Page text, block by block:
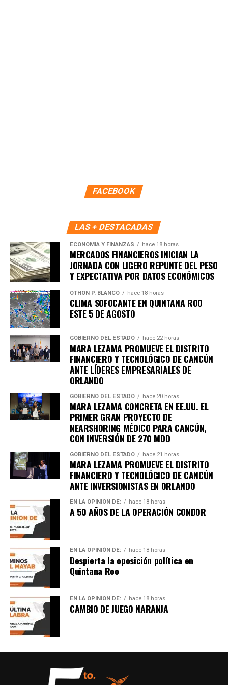
Únete al canal oficial de WhatsApp de
Quinto Podery recibe las noticias más
importantes de Quintana Roo directamente
en tu teléfono.
Unirme al canal de WhatsApp
FACEBOOK
LAS + DESTACADAS
ECONOMÍA Y FINANZAS hace 18 horas
MERCADOS FINANCIEROS INICIAN LA
JORNADA CON LIGERO REPUNTE DEL PESO
Y EXPECTATIVA POR DATOS ECONÓMICOS
OTHON P. BLANCO hace 18 horas
CLIMA SOFOCANTE EN QUINTANA ROO
ESTE 5 DE AGOSTO
GOBIERNO DEL ESTADO hace 22 horas
MARA LEZAMA PROMUEVE EL DISTRITO
FINANCIERO Y TECNOLÓGICO DE CANCÚN
ANTE LÍDERES EMPRESARIALES DE
ORLANDO
GOBIERNO DEL ESTADO hace 20 horas
MARA LEZAMA CONCRETA EN EE.UU. EL
PRIMER GRAN PROYECTO DE
NEARSHORING MÉDICO PARA CANCÚN,
CON INVERSIÓN DE 270 MDD
GOBIERNO DEL ESTADO hace 21 horas
MARA LEZAMA PROMUEVE EL DISTRITO
FINANCIERO Y TECNOLÓGICO DE CANCÚN
ANTE INVERSIONISTAS EN ORLANDO
EN LA OPINIÓN DE: hace 18 horas
A 50 AÑOS DE LA OPERACIÓN CONDOR
EN LA OPINIÓN DE: hace 18 horas
Despierta la oposición política en
Quintana Roo
EN LA OPINIÓN DE: hace 18 horas
CAMBIO DE JUEGO NARANJA